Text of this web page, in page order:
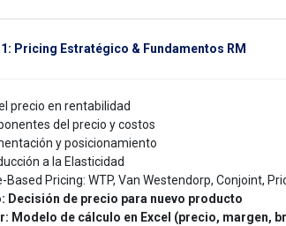
Pricing Estratégico & Fundamentos RM
precio en rentabilidad
del precio y costos
y posicionamiento
a la Elasticidad
Based Pricing: WTP, Van Westendorp, Conjoint,
Decisión de precio para nuevo producto
Modelo de cálculo en Excel (precio, margen,